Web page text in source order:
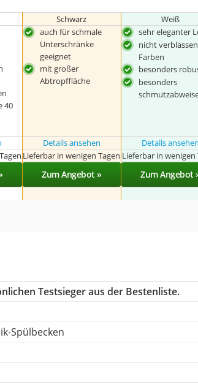
Schwarz Weiß
40
auch für schmale
Unterschränke
geeignet
mit großer
Abtropffläche
sehr eleganter
nicht
Farben
besonders
besonders
Details ansehen Details ansehen
Lieferbar in wenigen Tagen Lieferbar in wenigen
Zum Angebot » Zum Angebot
Testsieger aus der Bestenliste.
Spülbecken